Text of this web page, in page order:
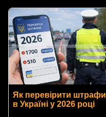
Як перевірити штрафи
в Україні у 2026 році